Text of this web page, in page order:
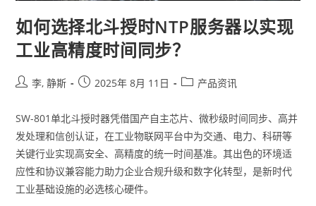
如何选择北斗授时NTP服务器以实现
工业高精度时间同步？
李, 静斯 2025年 8月 11日 产品资讯
SW-801单北斗授时器凭借国产自主芯片、微秒级时间同步、高并
发处理和信创认证，在工业物联网平台中为交通、电力、科研等
关键行业实现高安全、高精度的统一时间基准。其出色的环境适
应性和协议兼容能力助力企业合规升级和数字化转型，是新时代
工业基础设施的必选核心硬件。